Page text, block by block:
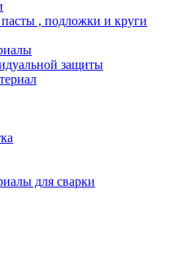
, подложки и круги
защиты
для сварки